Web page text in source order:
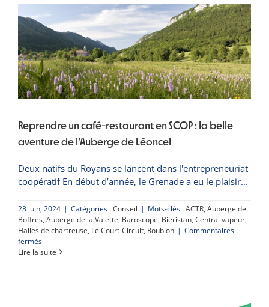
autres
Reprendre un café-restaurant en SCOP : la belle
aventure de l’Auberge de Léoncel
Deux natifs du Royans se lancent dans l'entrepreneuriat
coopératif En début d’année, le Grenade a eu le plaisir
28 juin, 2024 | Catégories :Conseil | Mots-clés :ACTR,Auberge de
Boffres,Auberge de la Valette, Baroscope, Bieristan,Central vapeur,
Halles de chartreuse, Le Court-Circuit, Roubion | Commentaires
ferméssur
Reprendre
Lire la suite